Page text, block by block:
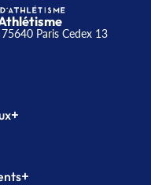
Paris Cedex 13
+
+